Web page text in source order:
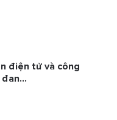
điện tử và công